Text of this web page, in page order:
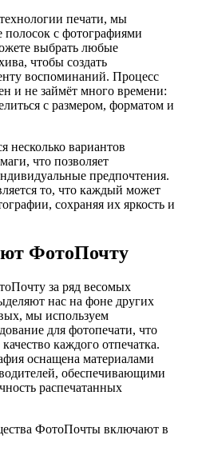
печати, мы
полосок с фотографиями
выбрать любые
чтобы создать
воспоминаний. Процесс
и не займёт много времени:
с размером, форматом и
несколько вариантов
что позволяет
предпочтения.
то, что каждый может
сохраняя их яркость и
ФотоПочту
за ряд весомых
нас на фоне других
мы используем
для фотопечати, что
каждого отпечатка.
оснащена материалами
обеспечивающими
распечатанных
ФотоПочты включают в